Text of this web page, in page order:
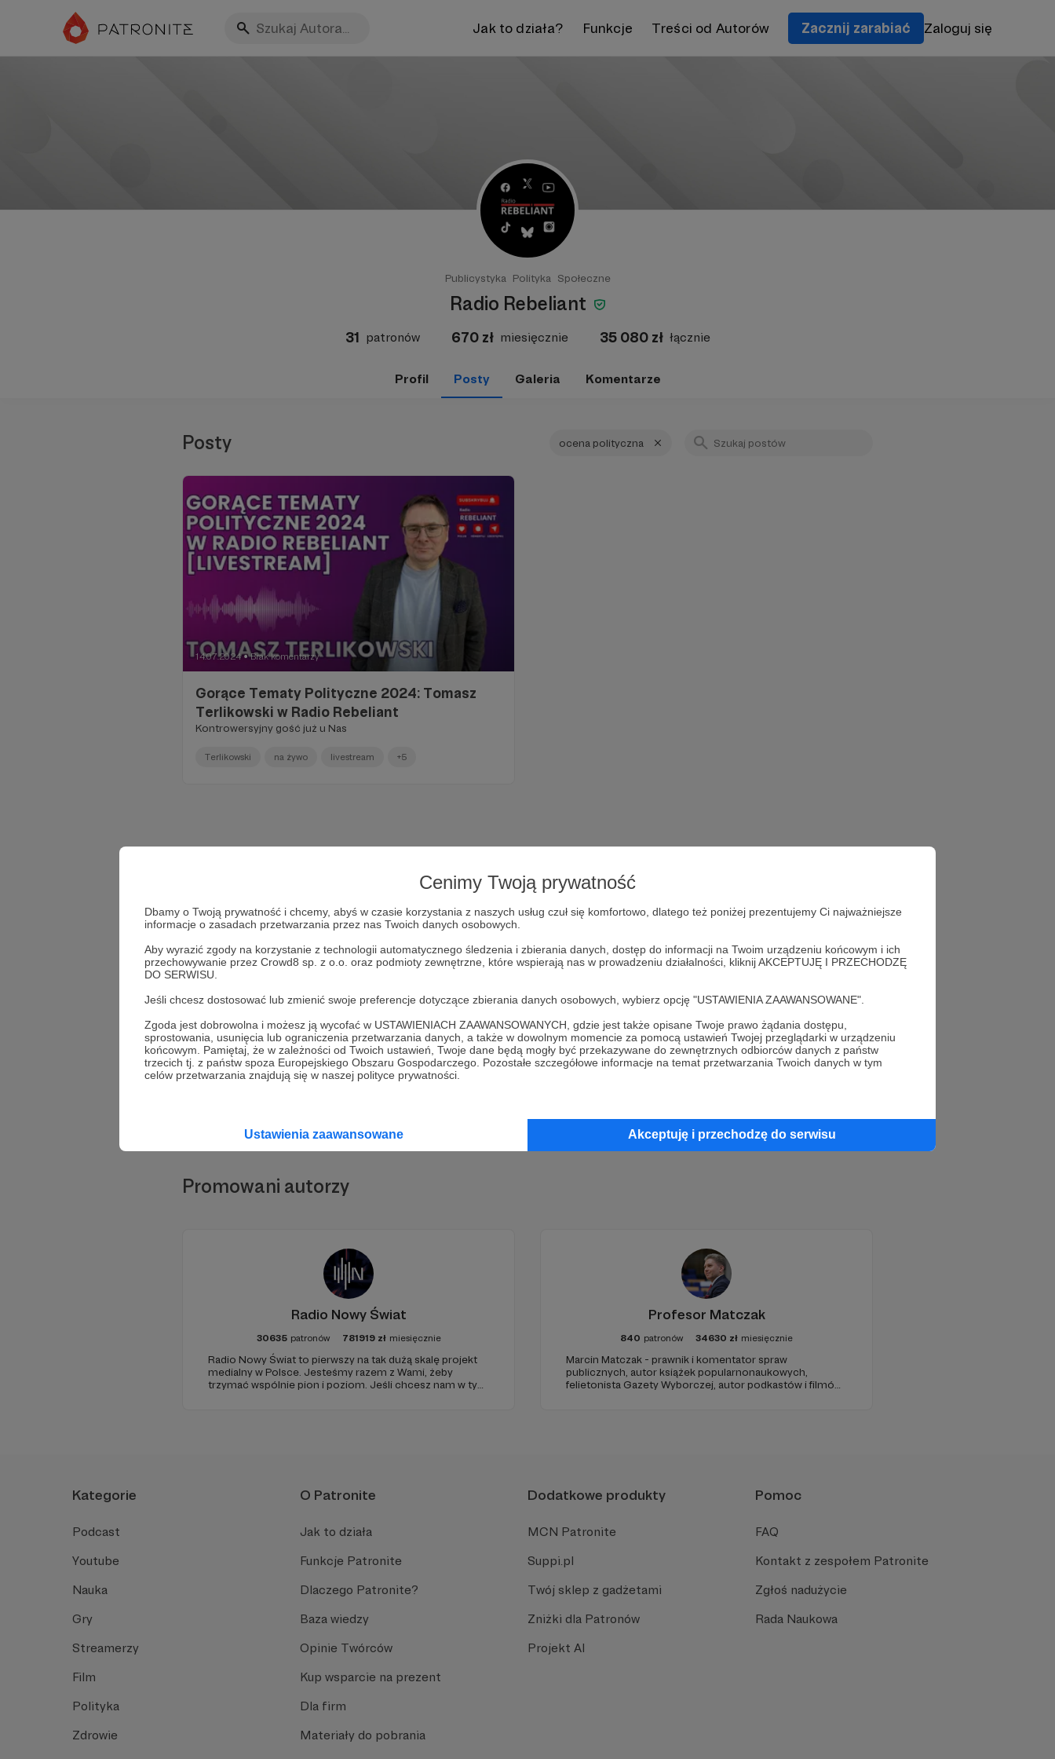
Cenimy Twoją prywatność
Dbamy o Twoją prywatność i chcemy, abyś w czasie korzystania z naszych usług czuł się komfortowo, dlatego też poniżej prezentujemy Ci najważniejsze
informacje o zasadach przetwarzania przez nas Twoich danych osobowych.
Aby wyrazić zgody na korzystanie z technologii automatycznego śledzenia i zbierania danych, dostęp do informacji na Twoim urządzeniu końcowym i ich
przechowywanie przez Crowd8 sp. z o.o. oraz podmioty zewnętrzne, które wspierają nas w prowadzeniu działalności, kliknij AKCEPTUJĘ I PRZECHODZĘ
DO SERWISU.
Jeśli chcesz dostosować lub zmienić swoje preferencje dotyczące zbierania danych osobowych, wybierz opcję "USTAWIENIA ZAAWANSOWANE".
Zgoda jest dobrowolna i możesz ją wycofać w USTAWIENIACH ZAAWANSOWANYCH, gdzie jest także opisane Twoje prawo żądania dostępu,
sprostowania, usunięcia lub ograniczenia przetwarzania danych, a także w dowolnym momencie za pomocą ustawień Twojej przeglądarki w urządzeniu
końcowym. Pamiętaj, że w zależności od Twoich ustawień, Twoje dane będą mogły być przekazywane do zewnętrznych odbiorców danych z państw
trzecich tj. z państw spoza Europejskiego Obszaru Gospodarczego. Pozostałe szczegółowe informacje na temat przetwarzania Twoich danych w tym
celów przetwarzania znajdują się w naszej polityce prywatności.
Ustawienia zaawansowane Akceptuję i przechodzę do serwisu
Jak to działa? Funkcje Treści od Autorów Zacznij zarabiać Zaloguj się
Publicystyka Polityka Społeczne
Radio Rebeliant
31 patronów 670 zł miesięcznie 35 080 zł łącznie
Profil Posty Galeria Komentarze
Posty ocena polityczna
14.07.2024 ● Brak komentarzy
Gorące Tematy Polityczne 2024: Tomasz
Terlikowski w Radio Rebeliant
Kontrowersyjny gość już u Nas
Terlikowski na żywo livestream +5
Dołącz do grona Patronów!
Wesprzyj działalność AutoraRadio Rebeliantjuż teraz!
Promowani autorzy
Radio Nowy Świat
30635 patronów 781919 zł miesięcznie
Radio Nowy Świat to pierwszy na tak dużą skalę projekt
medialny w Polsce. Jesteśmy razem z Wami, żeby
trzymać wspólnie pion i poziom. Jeśli chcesz nam w tym
Profesor Matczak
840 patronów 34630 zł miesięcznie
Marcin Matczak - prawnik i komentator spraw
publicznych, autor książek popularnonaukowych,
felietonista Gazety Wyborczej, autor podkastów i filmów
Kategorie
Podcast
Youtube
Nauka
Gry
Streamerzy
Film
Polityka
Zdrowie
O Patronite
Jak to działa
Funkcje Patronite
Dlaczego Patronite?
Baza wiedzy
Opinie Twórców
Kup wsparcie na prezent
Dla firm
Materiały do pobrania
Dodatkowe produkty
MCN Patronite
Suppi.pl
Twój sklep z gadżetami
Zniżki dla Patronów
Projekt AI
Pomoc
FAQ
Kontakt z zespołem Patronite
Zgłoś nadużycie
Rada Naukowa